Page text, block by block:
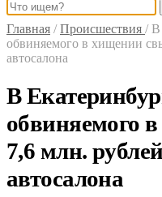
Главная / Происшествия / В
обвиняемого в хищении
автосалона
В
обвиняемого
7,6 млн.
автосалона